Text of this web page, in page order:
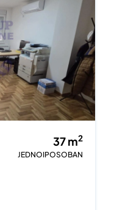
37m2
JEDNOIPOSOBAN